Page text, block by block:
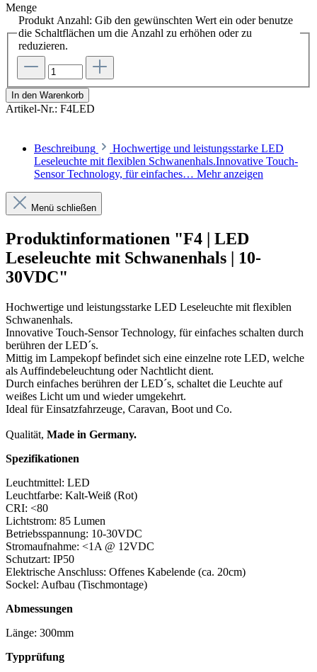
Menge
Produkt Anzahl: Gib den gewünschten Wert ein oder benutze
die Schaltflächen um die Anzahl zu erhöhen oder zu
reduzieren.
In den Warenkorb
Artikel-Nr.: F4LED
Beschreibung
Hochwertige und leistungsstarke LED
Leseleuchte mit flexiblen Schwanenhals.Innovative Touch-
Sensor Technology, für einfaches… Mehr anzeigen
Menü schließen
Produktinformationen "F4 | LED
Leseleuchte mit Schwanenhals | 10-
30VDC"
Hochwertige und leistungsstarke LED Leseleuchte mit flexiblen
Schwanenhals.
Innovative Touch-Sensor Technology, für einfaches schalten durch
berühren der LED´s.
Mittig im Lampekopf befindet sich eine einzelne rote LED, welche
als Auffindebeleuchtung oder Nachtlicht dient.
Durch einfaches berühren der LED´s, schaltet die Leuchte auf
weißes Licht um und wieder umgekehrt.
Ideal für Einsatzfahrzeuge, Caravan, Boot und Co.
Qualität, Made in Germany.
Spezifikationen
Leuchtmittel: LED
Leuchtfarbe: Kalt-Weiß (Rot)
CRI: <80
Lichtstrom: 85 Lumen
Betriebsspannung: 10-30VDC
Stromaufnahme: <1A @ 12VDC
Schutzart: IP50
Elektrische Anschluss: Offenes Kabelende (ca. 20cm)
Sockel: Aufbau (Tischmontage)
Abmessungen
Länge: 300mm
Typprüfung